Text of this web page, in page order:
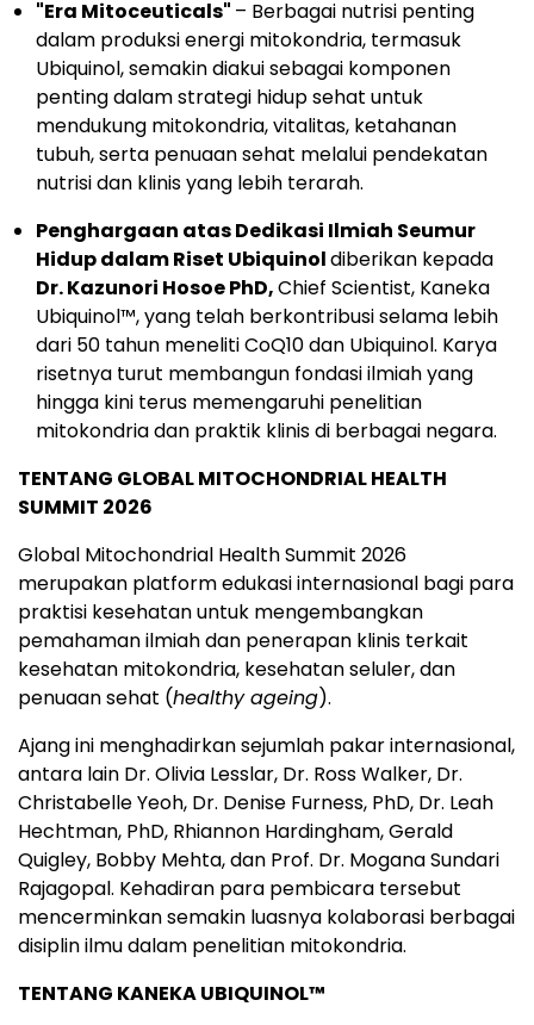
"Era Mitoceuticals" – Berbagai nutrisi penting
dalam produksi energi mitokondria, termasuk
Ubiquinol, semakin diakui sebagai komponen
penting dalam strategi hidup sehat untuk
mendukung mitokondria, vitalitas, ketahanan
tubuh, serta penuaan sehat melalui pendekatan
nutrisi dan klinis yang lebih terarah.
Penghargaan atas Dedikasi Ilmiah Seumur
Hidup dalam Riset Ubiquinoldiberikan kepada
Dr. Kazunori Hosoe PhD,Chief Scientist, Kaneka
Ubiquinol™, yang telah berkontribusi selama lebih
dari 50 tahun meneliti CoQ10 dan Ubiquinol. Karya
risetnya turut membangun fondasi ilmiah yang
hingga kini terus memengaruhi penelitian
mitokondria dan praktik klinis di berbagai negara.
TENTANG GLOBAL MITOCHONDRIAL HEALTH
SUMMIT 2026
Global Mitochondrial Health Summit 2026
merupakan platform edukasi internasional bagi para
praktisi kesehatan untuk mengembangkan
pemahaman ilmiah dan penerapan klinis terkait
kesehatan mitokondria, kesehatan seluler, dan
penuaan sehat (healthy ageing).
Ajang ini menghadirkan sejumlah pakar internasional,
antara lain Dr. Olivia Lesslar, Dr. Ross Walker, Dr.
Christabelle Yeoh, Dr. Denise Furness, PhD, Dr. Leah
Hechtman, PhD, Rhiannon Hardingham, Gerald
Quigley, Bobby Mehta, dan Prof. Dr. Mogana Sundari
Rajagopal. Kehadiran para pembicara tersebut
mencerminkan semakin luasnya kolaborasi berbagai
disiplin ilmu dalam penelitian mitokondria.
TENTANG KANEKA UBIQUINOL™